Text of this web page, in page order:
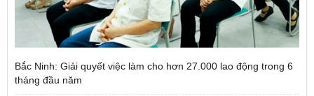
Bắc Ninh: Giải quyết việc làm cho hơn 27.000 lao động trong 6
tháng đầu năm